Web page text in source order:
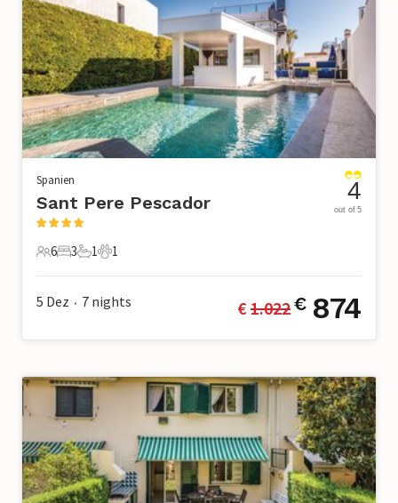
Spanien
Sant Pere Pescador
6 Gäste
6
3 Schlafzimmer
3
1 Badezimmer
1
1 Haustier
1
4
out of 5
5 Dez • 7 nights € 1.022€ 874